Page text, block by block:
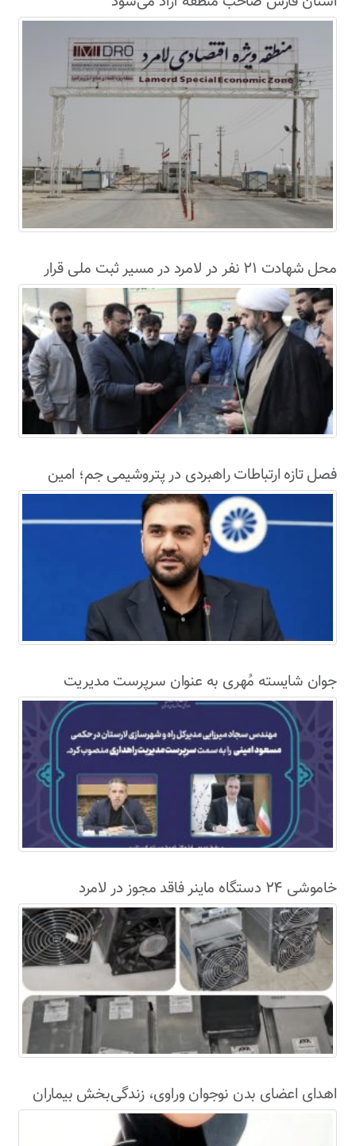
محل شهادت ۲۱ نفر در لامرد در مسیر ثبت ملی قرار
گرفت
فصل تازه ارتباطات راهبردی در پتروشیمی جم؛ امین
حاجی‌دولو سکاندار روابط عمومی و امور بین‌الملل شد
جوان شایسته مُهری به عنوان سرپرست مدیریت
راهداری اداره کل راه و شهرسازی لارستان معرفی شد
خاموشی ۲۴ دستگاه ماینر فاقد مجوز در لامرد
اهدای اعضای بدن نوجوان وراوی، زندگی‌بخش بیماران
نیازمند شد